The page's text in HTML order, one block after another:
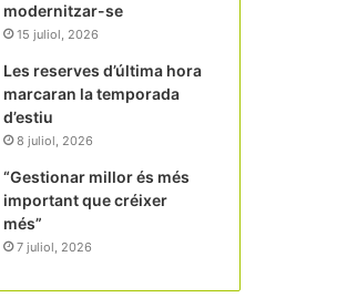
modernitzar-se
15 juliol, 2026
Les reserves d’última hora
marcaran la temporada
d’estiu
8 juliol, 2026
“Gestionar millor és més
important que créixer
més”
7 juliol, 2026